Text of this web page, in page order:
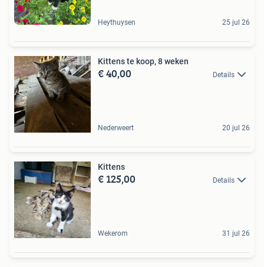
Heythuysen 25 jul 26
Kittens te koop, 8 weken
€ 40,00 Details
Nederweert 20 jul 26
Kittens
€ 125,00 Details
Wekerom 31 jul 26